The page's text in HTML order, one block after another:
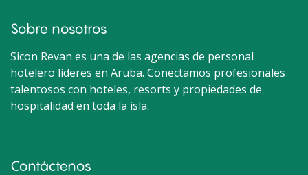
Sobre nosotros
Sicon Revan es una de las agencias de personal
hotelero líderes en Aruba. Conectamos profesionales
talentosos con hoteles, resorts y propiedades de
hospitalidad en toda la isla.​
Contáctenos